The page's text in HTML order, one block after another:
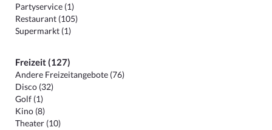
Partyservice (1)
Restaurant (105)
Supermarkt (1)
Freizeit (127)
Andere Freizeitangebote (76)
Disco (32)
Golf (1)
Kino (8)
Theater (10)